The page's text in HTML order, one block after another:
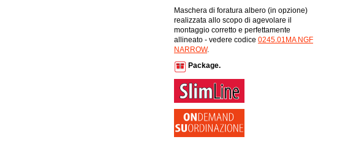
Maschera di foratura albero (in opzione)
realizzata allo scopo di agevolare il
montaggio corretto e perfettamente
allineato - vedere codice 0245.01MA NGF
NARROW.
Package.